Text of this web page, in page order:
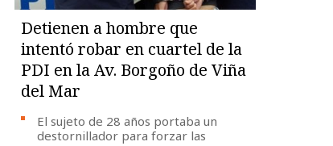
Detienen a hombre que
intentó robar en cuartel de la
PDI en la Av. Borgoño de Viña
del Mar
El sujeto de 28 años portaba un
destornillador para forzar las